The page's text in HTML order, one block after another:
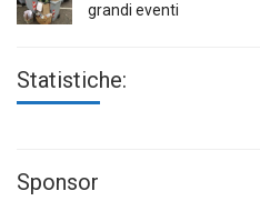
grandi eventi
Statistiche:
Sponsor